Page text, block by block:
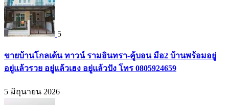
5
ขายบ้านโกลเด้น ทาวน์ รามอินทรา-คู้บอน มือ2 บ้านพร้อมอยู่
อยู่แล้วรวย อยู่แล้วเฮง อยู่แล้วปัง โทร 0805924659
5 มิถุนายน 2026